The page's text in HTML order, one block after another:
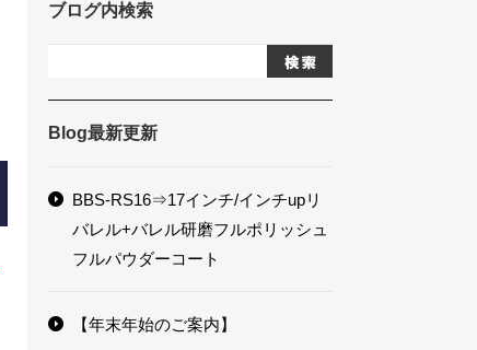
ブログ内検索
Blog最新更新
BBS-RS16⇒17インチ/インチupリ
バレル+バレル研磨フルポリッシュ
フルパウダーコート
【年末年始のご案内】